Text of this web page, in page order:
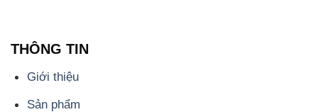
THÔNG TIN
Giới thiệu
Sản phẩm